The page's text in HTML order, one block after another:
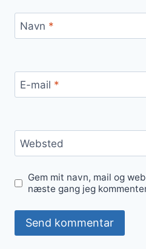
Navn *
E-mail *
Websted
Gem mit navn, mail og
næste gang jeg